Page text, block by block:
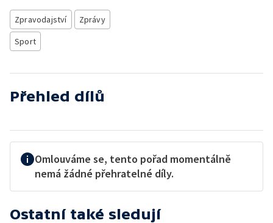
Zpravodajství
Zprávy
Sport
Přehled dílů
Omlouváme se, tento pořad momentálně
nemá žádné přehratelné díly.
Ostatní také sledují